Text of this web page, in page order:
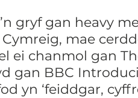
gryf gan heavy
mae
ei chanmol gan
gan BBC
yn ‘feiddgar,